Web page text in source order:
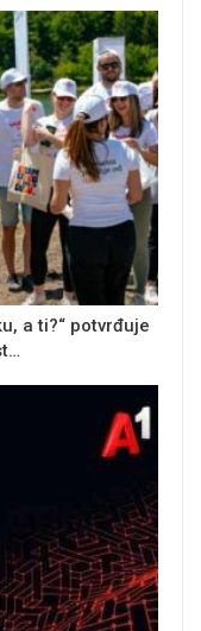
a ti?“ potvrđuje